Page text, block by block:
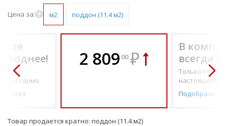
Цена за: м2 поддон (11.4 м2)
по-
2 809 00 ₽
В
всегда
Только то, что
настоящему
Подобрать
Товар продается кратно: поддон (11.4 м2)